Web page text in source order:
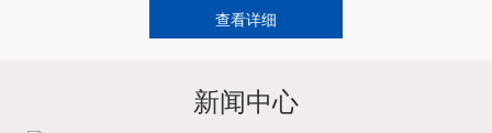
查看详细
新闻中心